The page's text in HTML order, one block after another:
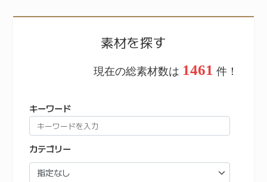
素材を探す
現在の総素材数は 1461 件！
キーワード
カテゴリー